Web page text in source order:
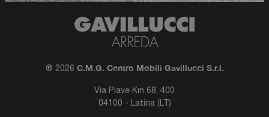
® 2026 C.M.G. Centro Mobili Gavillucci S.r.l.
Via Piave Km 68, 400
04100 - Latina (LT)